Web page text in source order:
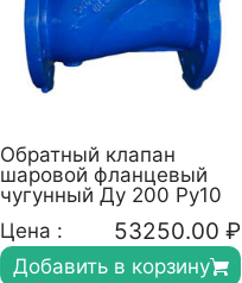
Обратный клапан
шаровой фланцевый
чугунный Ду 200 Ру10
Цена :
53250.00 ₽
Добавить в корзину